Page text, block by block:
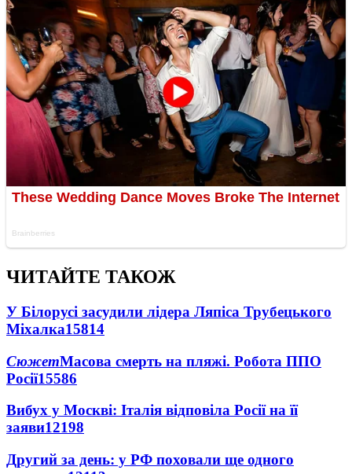
ЧИТАЙТЕ ТАКОЖ
У Білорусі засудили лідера Ляпіса Трубецького
Міхалка15814
СюжетМасова смерть на пляжі. Робота ППО
Росії15586
Вибух у Москві: Італія відповіла Росії на її
заяви12198
Другий за день: у РФ поховали ще одного